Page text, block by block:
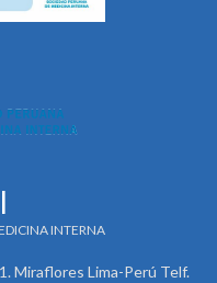
INTERNA
Miraflores Lima-Perú Telf.